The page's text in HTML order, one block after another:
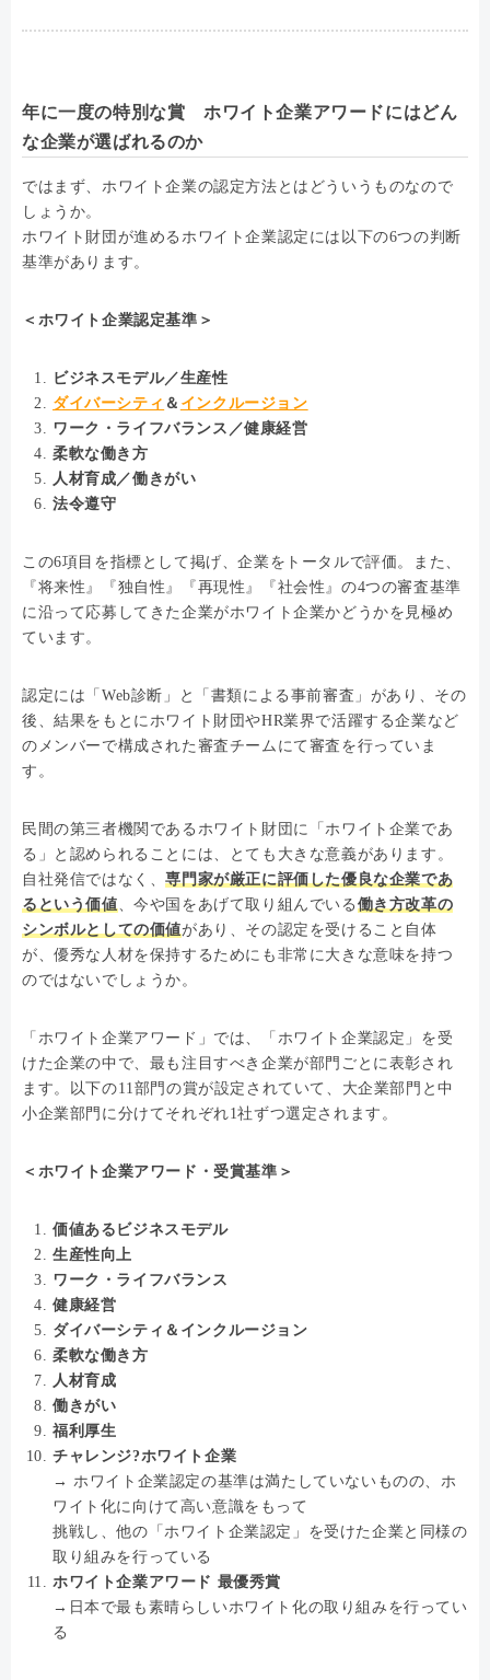
年に一度の特別な賞 ホワイト企業アワードにはどん
な企業が選ばれるのか
ではまず、ホワイト企業の認定方法とはどういうものなので
しょうか。
ホワイト財団が進めるホワイト企業認定には以下の6つの判断
基準があります。
＜ホワイト企業認定基準＞
ビジネスモデル／生産性
ダイバーシティ ＆ インクルージョン
ワーク・ライフバランス／健康経営
柔軟な働き方
人材育成／働きがい
法令遵守
この6項目を指標として掲げ、企業をトータルで評価。また、
『将来性』『独自性』『再現性』『社会性』の4つの審査基準
に沿って応募してきた企業がホワイト企業かどうかを見極め
ています。
認定には「Web診断」と「書類による事前審査」があり、その
後、結果をもとにホワイト財団やHR業界で活躍する企業など
のメンバーで構成された審査チームにて審査を行っていま
す。
民間の第三者機関であるホワイト財団に「ホワイト企業であ
る」と認められることには、とても大きな意義があります。
自社発信ではなく、専門家が厳正に評価した優良な企業であ
るという価値 、今や国をあげて取り組んでいる 働き方改革の
シンボルとしての価値があり、その認定を受けること自体
が、優秀な人材を保持するためにも非常に大きな意味を持つ
のではないでしょうか。
「ホワイト企業アワード」では、「ホワイト企業認定」を受
けた企業の中で、最も注目すべき企業が部門ごとに表彰され
ます。以下の11部門の賞が設定されていて、大企業部門と中
小企業部門に分けてそれぞれ1社ずつ選定されます。
＜ホワイト企業アワード・受賞基準＞
価値あるビジネスモデル
生産性向上
ワーク・ライフバランス
健康経営
ダイバーシティ＆インクルージョン
柔軟な働き方
人材育成
働きがい
福利厚生
チャレンジ?ホワイト企業
→ ホワイト企業認定の基準は満たしていないものの、ホ
ワイト化に向けて高い意識をもって
挑戦し、他の「ホワイト企業認定」を受けた企業と同様の
取り組みを行っている
ホワイト企業アワード 最優秀賞
→日本で最も素晴らしいホワイト化の取り組みを行ってい
る